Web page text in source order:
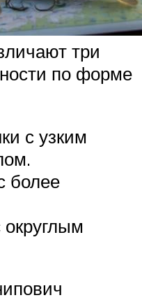
три
по форме
с узким
более